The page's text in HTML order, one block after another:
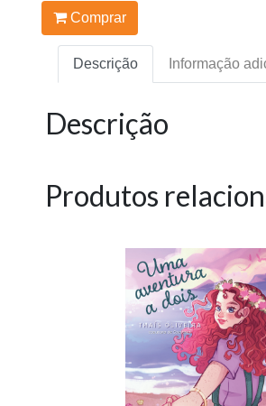
Comprar
Descrição Informação
Descrição
Produtos